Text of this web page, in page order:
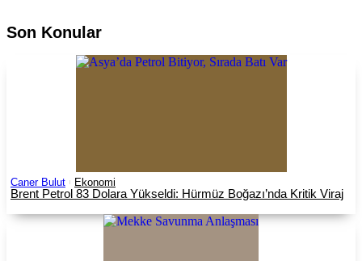
Son Konular
Caner Bulut Ekonomi
Brent Petrol 83 Dolara Yükseldi: Hürmüz Boğazı’nda Kritik Viraj